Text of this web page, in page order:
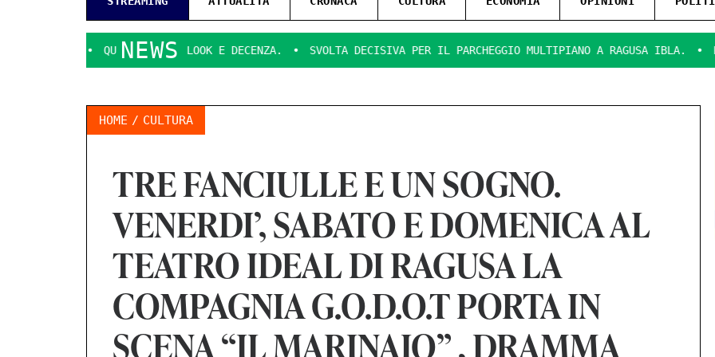
NEWS
QUESTIONI DI LOOK E DECENZA. SVOLTA DECISIVA PER IL PARCHEGGIO MULTIPIANO A RAGUSA IBLA. PRESENTATE LE
HOME CULTURA
TRE FANCIULLE E UN SOGNO.
VENERDI’, SABATO E DOMENICA AL
TEATRO IDEAL DI RAGUSA LA
COMPAGNIA G.O.D.O.T PORTA IN
SCENA “IL MARINAIO” , DRAMMA